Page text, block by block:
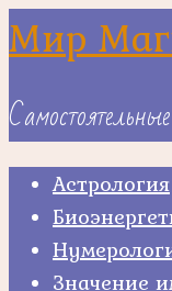
Skip
to
Мир
Астрология
Значение